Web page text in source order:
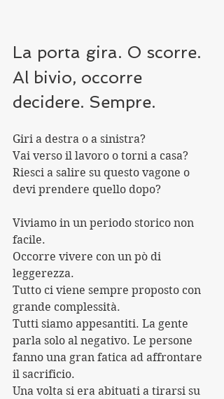
La porta gira. O scorre.
Al bivio, occorre
decidere. Sempre.
Giri a destra o a sinistra?
Vai verso il lavoro o torni a casa?
Riesci a salire su questo vagone o
devi prendere quello dopo?
Viviamo in un periodo storico non
facile.
Occorre vivere con un pò di
leggerezza.
Tutto ci viene sempre proposto con
grande complessità.
Tutti siamo appesantiti. La gente
parla solo al negativo. Le persone
fanno una gran fatica ad affrontare
il sacrificio.
Una volta si era abituati a tirarsi su